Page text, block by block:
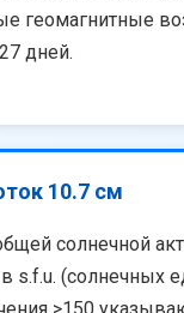
геомагнитные
дней.
10.7 см
солнечной
s.f.u. (солнечных